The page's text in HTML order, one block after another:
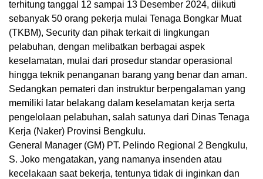
terhitung tanggal 12 sampai 13 Desember 2024, diikuti
sebanyak 50 orang pekerja mulai Tenaga Bongkar Muat
(TKBM), Security dan pihak terkait di lingkungan
pelabuhan, dengan melibatkan berbagai aspek
keselamatan, mulai dari prosedur standar operasional
hingga teknik penanganan barang yang benar dan aman.
Sedangkan pemateri dan instruktur berpengalaman yang
memiliki latar belakang dalam keselamatan kerja serta
pengelolaan pelabuhan, salah satunya dari Dinas Tenaga
Kerja (Naker) Provinsi Bengkulu.
General Manager (GM) PT. Pelindo Regional 2 Bengkulu,
S. Joko mengatakan, yang namanya insenden atau
kecelakaan saat bekerja, tentunya tidak di inginkan dan